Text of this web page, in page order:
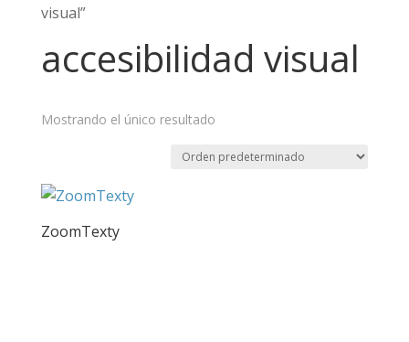
visual”
accesibilidad visual
Mostrando el único resultado
ZoomTexty